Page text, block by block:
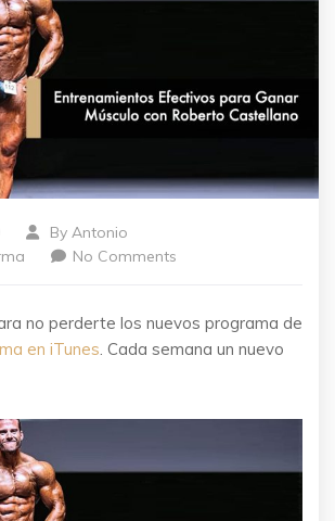
By Antonio
No Comments
no perderte los nuevos programa de
en iTunes. Cada semana un nuevo